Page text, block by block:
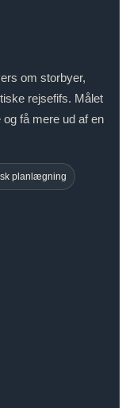
om storbyer,
rejsefifs. Målet
få mere ud af en
planlægning